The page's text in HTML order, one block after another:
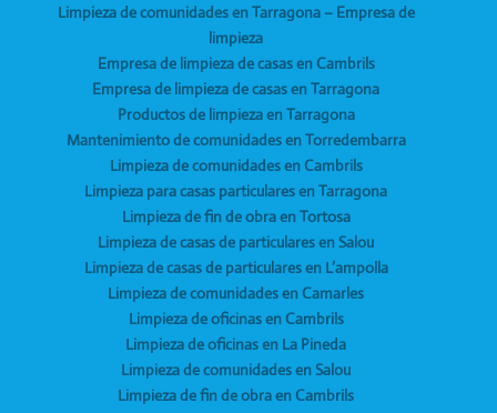
Limpieza de comunidades en Tarragona – Empresa de
limpieza
Empresa de limpieza de casas en Cambrils
Empresa de limpieza de casas en Tarragona
Productos de limpieza en Tarragona
Mantenimiento de comunidades en Torredembarra
Limpieza de comunidades en Cambrils
Limpieza para casas particulares en Tarragona
Limpieza de fin de obra en Tortosa
Limpieza de casas de particulares en Salou
Limpieza de casas de particulares en L’ampolla
Limpieza de comunidades en Camarles
Limpieza de oficinas en Cambrils
Limpieza de oficinas en La Pineda
Limpieza de comunidades en Salou
Limpieza de fin de obra en Cambrils